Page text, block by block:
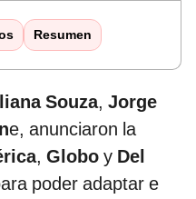
Resumen
Souza, Jorge
e, anunciaron la
, Globo y Del
poder adaptar e